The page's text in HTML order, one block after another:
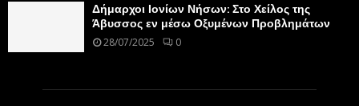
Δήμαρχοι Ιονίων Νήσων: Στο Χείλος της
Άβυσσος εν μέσω Οξυμένων Προβλημάτων
28/07/2025 0